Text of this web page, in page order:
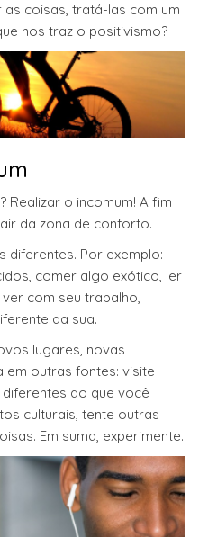
coisas, tratá-las com um
nos traz o positivismo?
Realizar o incomum! A fim
da zona de conforto.
diferentes. Por exemplo:
comer algo exótico, ler
com seu trabalho,
da sua.
lugares, novas
em outras fontes: visite
do que você
culturais, tente outras
Em suma, experimente.